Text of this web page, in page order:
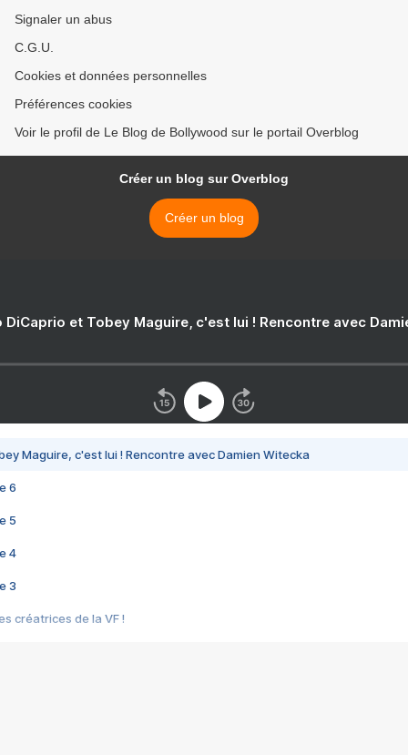
Signaler un abus
C.G.U.
Cookies et données personnelles
Préférences cookies
Voir le profil de Le Blog de Bollywood sur le portail Overblog
Créer un blog sur Overblog
Créer un blog
DiCaprio et Tobey Maguire, c'est lui ! Rencontre avec
Maguire, c'est lui ! Rencontre avec Damien Witecka
6
5
4
3
créatrices de la VF !